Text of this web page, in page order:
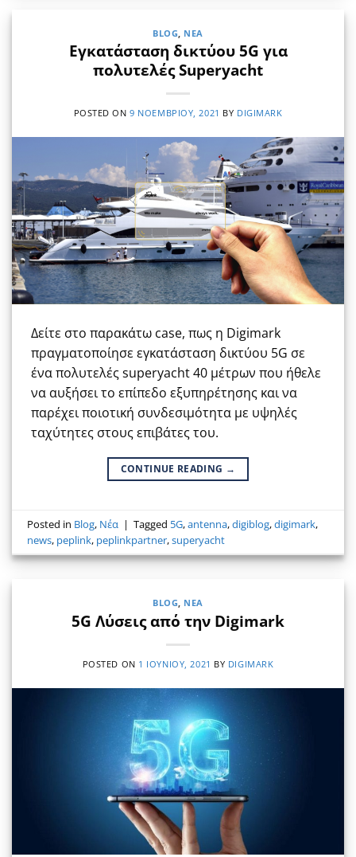
BLOG ΝΈΑ
Εγκατάσταση δικτύου 5G για
πολυτελές Superyacht
POSTED ON9 ΝΟΕΜΒΡΊΟΥ, 2021 BY DIGIMARK
Δείτε στο παρακάτω case, πως η Digimark
πραγματοποίησε εγκατάσταση δικτύου 5G σε
ένα πολυτελές superyacht 40 μέτρων που ήθελε
να αυξήσει το επίπεδο εξυπηρέτησης και να
παρέχει ποιοτική συνδεσιμότητα με υψηλές
ταχύτητες στους επιβάτες του.
CONTINUE READING →
Posted in Blog, Νέα | Tagged 5G,antenna,digiblog,digimark,
news, peplink, peplinkpartner,superyacht
BLOG, ΝΈΑ
5G Λύσεις από την Digimark
POSTED ON 1 ΙΟΥΝΊΟΥ, 2021 BY DIGIMARK